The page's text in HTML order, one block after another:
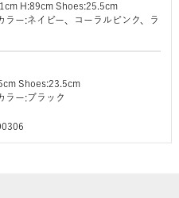
H:89cm Shoes:25.5cm
ー:ネイビー、コーラルピンク、ラ
Shoes:23.5cm
ー:ブラック